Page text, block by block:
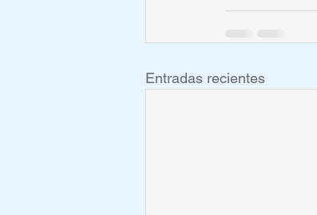
Entradas recientes